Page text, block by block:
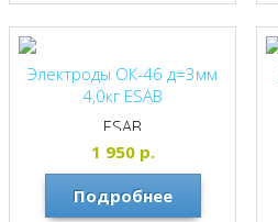
Электроды ОК-46 д=3мм
4,0кг ESAB
ESAB
1 950р.
Подробнее